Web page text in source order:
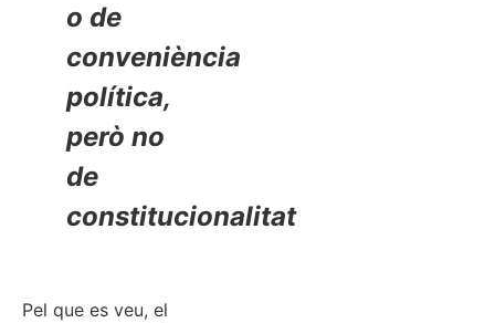
o de
conveniència
política,
però no
de
constitucionalitat
Pel que es veu, el